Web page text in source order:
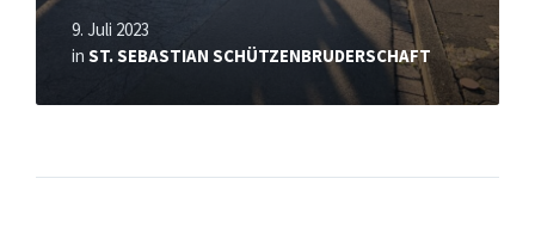
9. Juli 2023
in ST. SEBASTIAN SCHÜTZENBRUDERSCHAFT